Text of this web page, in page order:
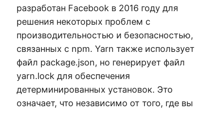
разработан Facebook в 2016 году для
решения некоторых проблем с
производительностью и безопасностью,
связанных с npm. Yarn также использует
файл package.json, но генерирует файл
yarn.lock для обеспечения
детерминированных установок. Это
означает, что независимо от того, где вы